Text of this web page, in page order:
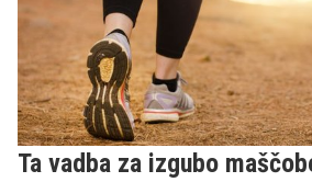
Ta vadba za izgubo